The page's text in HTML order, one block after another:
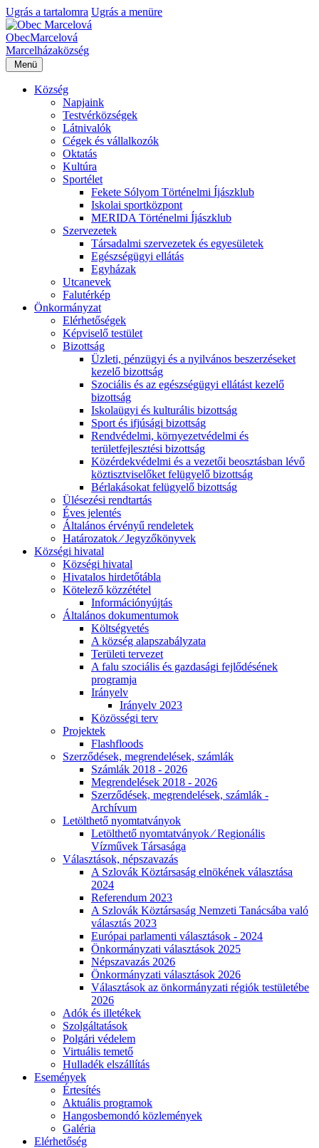
Ugrás a tartalomra Ugrás a menüre
ObecMarcelová
Marcelházaközség
Menü
Község
Napjaink
Testvérközségek
Látnivalók
Cégek és vállalkozók
Oktatás
Kultúra
Sportélet
Fekete Sólyom Történelmi Íjászklub
Iskolai sportközpont
MERIDA Történelmi Íjászklub
Szervezetek
Társadalmi szervezetek és egyesületek
Egészségügyi ellátás
Egyházak
Utcanevek
Falutérkép
Önkormányzat
Elérhetőségek
Képviselő testület
Bizottság
Üzleti, pénzügyi és a nyilvános beszerzéseket
kezelő bizottság
Szociális és az egészségügyi ellátást kezelő
bizottság
Iskolaügyi és kulturális bizottság
Sport és ifjúsági bizottság
Rendvédelmi, környezetvédelmi és
területfejlesztési bizottság
Közérdekvédelmi és a vezetői beosztásban lévő
köztisztviselőket felügyelő bizottság
Bérlakásokat felügyelő bizottság
Ülésezési rendtartás
Éves jelentés
Általános érvényű rendeletek
Határozatok ⁄ Jegyzőkönyvek
Községi hivatal
Községi hivatal
Hivatalos hirdetőtábla
Kötelező közzététel
Információnyújtás
Általános dokumentumok
Költségvetés
A község alapszabályzata
Területi tervezet
A falu szociális és gazdasági fejlődésének
programja
Irányelv
Irányelv 2023
Közösségi terv
Projektek
Flashfloods
Szerződések, megrendelések, számlák
Számlák 2018 - 2026
Megrendelések 2018 - 2026
Szerződések, megrendelések, számlák -
Archívum
Letölthető nyomtatványok
Letölthető nyomtatványok ⁄ Regionális
Vízművek Társasága
Választások, népszavazás
A Szlovák Köztársaság elnökének választása
2024
Referendum 2023
A Szlovák Köztársaság Nemzeti Tanácsába való
választás 2023
Európai parlamenti választások - 2024
Önkormányzati választások 2025
Népszavazás 2026
Önkormányzati választások 2026
Választások az önkormányzati régiók testületébe
2026
Adók és illetékek
Szolgáltatások
Polgári védelem
Virtuális temető
Hulladék elszállítás
Események
Értesítés
Aktuális programok
Hangosbemondó közlemények
Galéria
Elérhetőség